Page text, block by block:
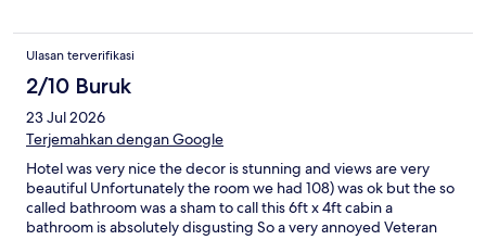
Ulasan terverifikasi
2/10 Buruk
23 Jul 2026
Terjemahkan dengan Google
Hotel was very nice the decor is stunning and views are very
beautiful Unfortunately the room we had 108) was ok but the so
called bathroom was a sham to call this 6ft x 4ft cabin a
bathroom is absolutely disgusting So a very annoyed Veteran